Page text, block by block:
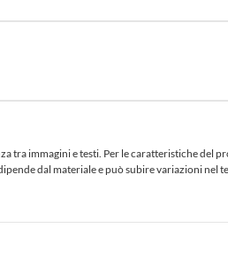
immagini e testi. Per le caratteristiche del
dal materiale e può subire variazioni nel